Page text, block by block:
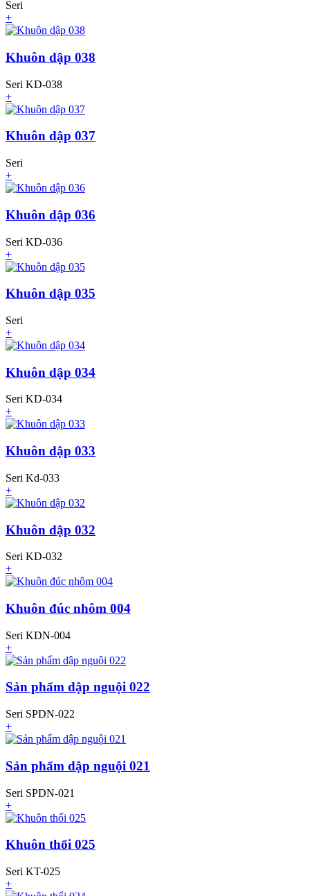
Seri
+
Khuôn dập 038
Seri KD-038
+
Khuôn dập 037
Seri
+
Khuôn dập 036
Seri KD-036
+
Khuôn dập 035
Seri
+
Khuôn dập 034
Seri KD-034
+
Khuôn dập 033
Seri Kd-033
+
Khuôn dập 032
Seri KD-032
+
Khuôn đúc nhôm 004
Seri KDN-004
+
Sản phẩm dập nguội 022
Seri SPDN-022
+
Sản phẩm dập nguội 021
Seri SPDN-021
+
Khuôn thổi 025
Seri KT-025
+